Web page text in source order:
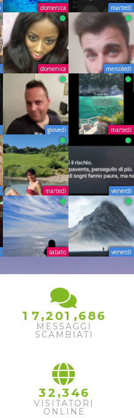
domenica martedì
domenica mercoledì
giovedì martedì
martedì venerdì
sabato venerdì
1 7 ,2 01 ,686
MESSAGGI
SCAMBIATI
32 ,346
VISITATORI
ONLINE